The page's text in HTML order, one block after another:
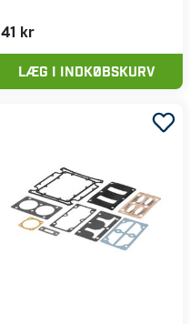
41 kr
LÆG I INDKØBSKURV